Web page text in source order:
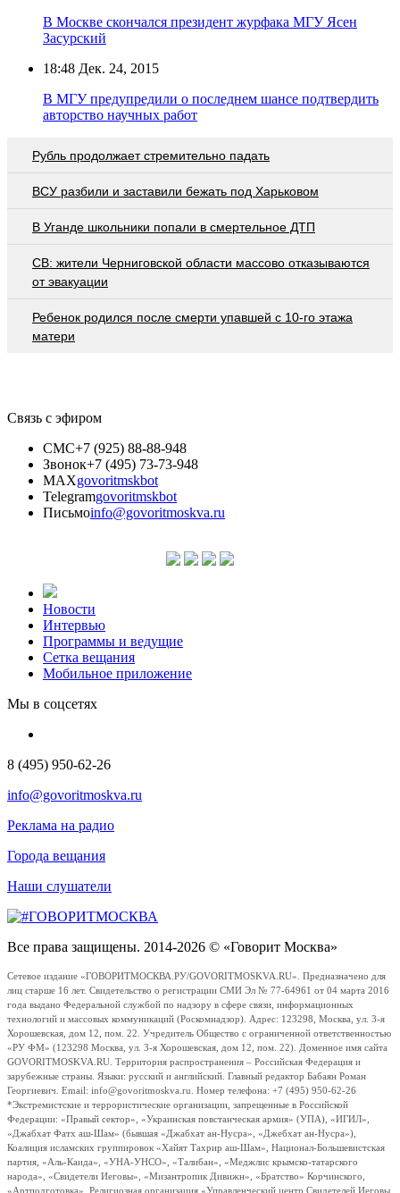
В Москве скончался президент журфака МГУ Ясен
Засурский
18:48 Дек. 24, 2015
В МГУ предупредили о последнем шансе подтвердить
авторство научных работ
Рубль продолжает стремительно падать
ВСУ разбили и заставили бежать под Харьковом
В Уганде школьники попали в смертельное ДТП
СВ: жители Черниговской области массово отказываются
от эвакуации
Ребенок родился после смерти упавшей с 10-го этажа
матери
Связь с эфиром
СМС+7 (925) 88-88-948
Звонок+7 (495) 73-73-948
MAXgovoritmskbot
Telegramgovoritmskbot
Письмоinfo@govoritmoskva.ru
Новости
Интервью
Программы и ведущие
Сетка вещания
Мобильное приложение
Мы в соцсетях
8 (495) 950-62-26
info@govoritmoskva.ru
Реклама на радио
Города вещания
Наши слушатели
Все права защищены. 2014-2026 © «Говорит Москва»
Сетевое издание «ГОВОРИТМОСКВА.РУ/GOVORITMOSKVA.RU». Предназначено для
лиц старше 16 лет. Свидетельство о регистрации СМИ Эл № 77-64961 от 04 марта 2016
года выдано Федеральной службой по надзору в сфере связи, информационных
технологий и массовых коммуникаций (Роскомнадзор). Адрес: 123298, Москва, ул. 3-я
Хорошевская, дом 12, пом. 22. Учредитель Общество с ограниченной ответственностью
«РУ ФМ» (123298 Москва, ул. 3-я Хорошевская, дом 12, пом. 22). Доменное имя сайта
GOVORITMOSKVA.RU. Территория распространения – Российская Федерация и
зарубежные страны. Языки: русский и английский. Главный редактор Бабаян Роман
Георгиевич. Email: info@govoritmoskva.ru. Номер телефона: +7 (495) 950-62-26
*Экстремистские и террористические организации, запрещенные в Российской
Федерации: «Правый сектор», «Украинская повстанческая армия» (УПА), «ИГИЛ»,
«Джабхат Фатх аш-Шам» (бывшая «Джабхат ан-Нусра», «Джебхат ан-Нусра»),
Коалиция исламских группировок «Хайят Тахрир аш-Шам», Национал-Большевистская
партия, «Аль-Каида», «УНА-УНСО», «Талибан», «Меджлис крымско-татарского
народа», «Свидетели Иеговы», «Мизантропик Дивижн», «Братство» Корчинского,
«Артподготовка», Религиозная организация «Управленческий центр Свидетелей Иеговы